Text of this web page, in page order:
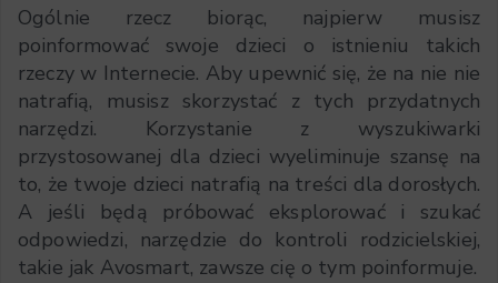
Ogólnie rzecz biorąc, najpierw musisz
poinformować swoje dzieci o istnieniu takich
rzeczy w Internecie. Aby upewnić się, że na nie nie
natrafią, musisz skorzystać z tych przydatnych
narzędzi. Korzystanie z wyszukiwarki
przystosowanej dla dzieci wyeliminuje szansę na
to, że twoje dzieci natrafią na treści dla dorosłych.
A jeśli będą próbować eksplorować i szukać
odpowiedzi, narzędzie do kontroli rodzicielskiej,
takie jak Avosmart, zawsze cię o tym poinformuje.